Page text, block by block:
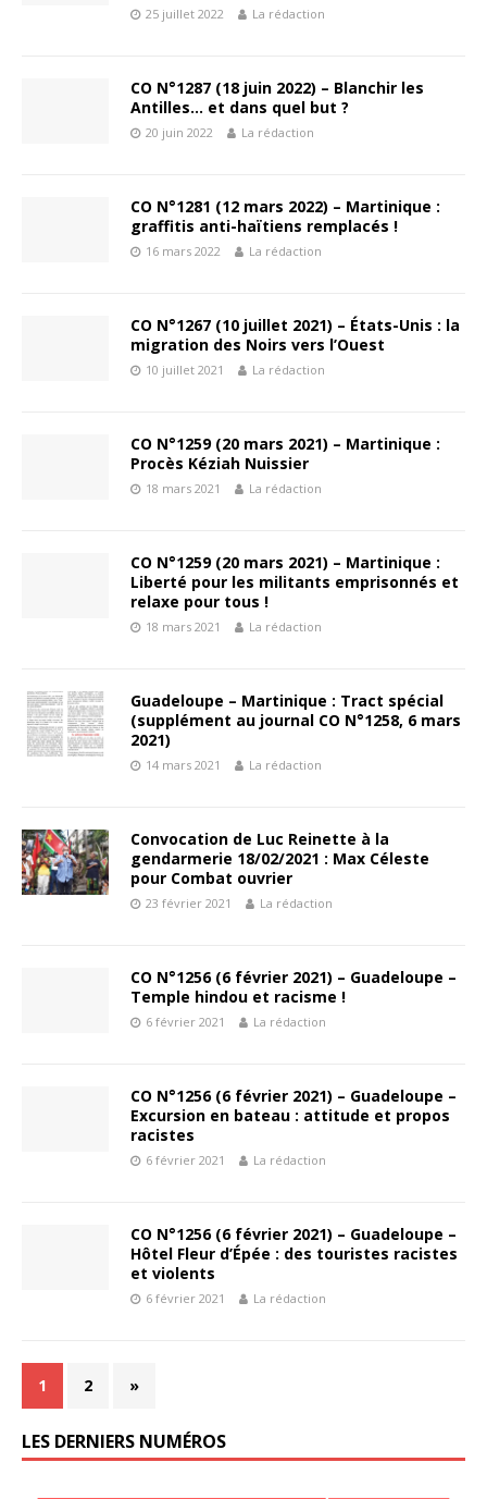
25 juillet 2022 La rédaction
CO N°1287 (18 juin 2022) – Blanchir les
Antilles… et dans quel but ?
20 juin 2022 La rédaction
CO N°1281 (12 mars 2022) – Martinique :
graffitis anti-haïtiens remplacés !
16 mars 2022 La rédaction
CO N°1267 (10 juillet 2021) – États-Unis : la
migration des Noirs vers l’Ouest
10 juillet 2021 La rédaction
CO N°1259 (20 mars 2021) – Martinique :
Procès Kéziah Nuissier
18 mars 2021 La rédaction
CO N°1259 (20 mars 2021) – Martinique :
Liberté pour les militants emprisonnés et
relaxe pour tous !
18 mars 2021 La rédaction
Guadeloupe – Martinique : Tract spécial
(supplément au journal CO N°1258, 6 mars
2021)
14 mars 2021 La rédaction
Convocation de Luc Reinette à la
gendarmerie 18/02/2021 : Max Céleste
pour Combat ouvrier
23 février 2021 La rédaction
CO N°1256 (6 février 2021) – Guadeloupe –
Temple hindou et racisme !
6 février 2021 La rédaction
CO N°1256 (6 février 2021) – Guadeloupe –
Excursion en bateau : attitude et propos
racistes
6 février 2021 La rédaction
CO N°1256 (6 février 2021) – Guadeloupe –
Hôtel Fleur d’Épée : des touristes racistes
et violents
6 février 2021 La rédaction
1 2 »
LES DERNIERS NUMÉROS